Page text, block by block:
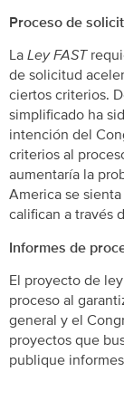
Proceso de
La Ley FAST
de solicitud
ciertos criterios.
simplificado ha
intención del
criterios al
aumentaría la
America se
califican a través
Informes de
El proyecto de
proceso al
general y el
proyectos que
publique